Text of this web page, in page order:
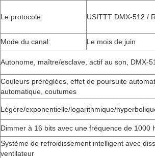
Le protocole: USITTT DMX-512 /
Mode du canal:
Le mois de juin
Autonome, maître/esclave, actif au son, DMX-
Couleurs préréglées, effet de poursuite
automatique, coutumes
Légère/exponentielle/logarithmique/
Dimmer à 16 bits avec une fréquence de 1000
Système de refroidissement intelligent avec
ventilateur